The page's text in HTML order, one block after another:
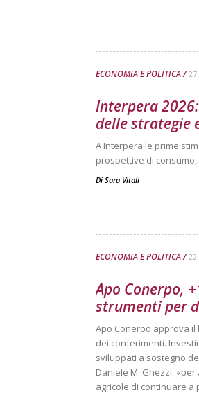
ECONOMIA E POLITICA 27
Interpera
delle strategie
A Interpera le prime
prospettive di
Di Sara Vitali
ECONOMIA E POLITICA 22
Apo Conerpo,
strumenti per
Apo Conerpo approva
dei conferimenti.
sviluppati a sostegno
Daniele M. Ghezzi:
agricole di continuare a